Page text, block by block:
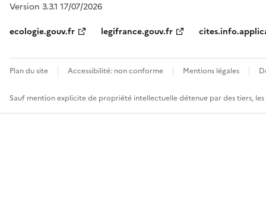
Version 3.3.1 17/07/2026
ecologie.gouv.fr
legifrance.gouv.fr
Plan du site Accessibilité: non conforme Mentions légales
Sauf mention explicite de propriété intellectuelle détenue par des tiers,